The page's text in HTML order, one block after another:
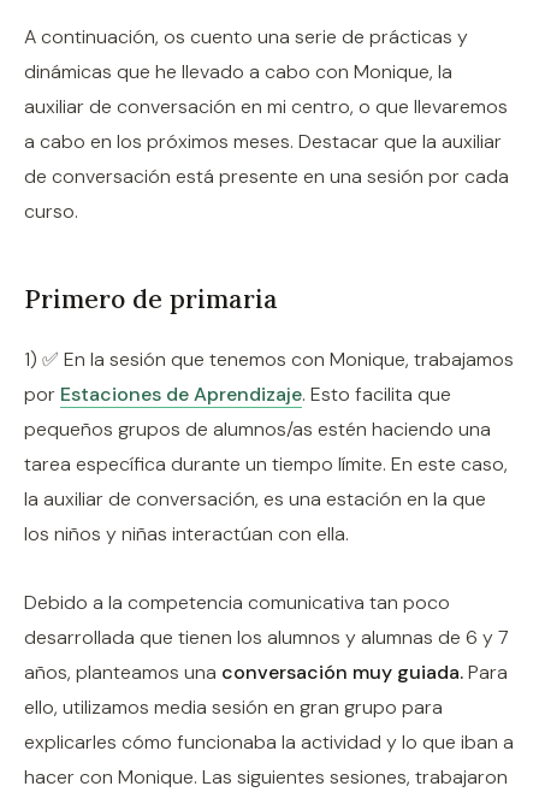
A continuación, os cuento una serie de prácticas y
dinámicas que he llevado a cabo con Monique, la
auxiliar de conversación en mi centro, o que llevaremos
a cabo en los próximos meses. Destacar que la auxiliar
de conversación está presente en una sesión por cada
curso.
Primero de primaria
1) ✅ En la sesión que tenemos con Monique, trabajamos
por Estaciones de Aprendizaje. Esto facilita que
pequeños grupos de alumnos/as estén haciendo una
tarea específica durante un tiempo límite. En este caso,
la auxiliar de conversación, es una estación en la que
los niños y niñas interactúan con ella.
Debido a la competencia comunicativa tan poco
desarrollada que tienen los alumnos y alumnas de 6 y 7
años, planteamos una conversación muy guiada.Para
ello, utilizamos media sesión en gran grupo para
explicarles cómo funcionaba la actividad y lo que iban a
hacer con Monique. Las siguientes sesiones, trabajaron